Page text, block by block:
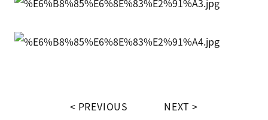
PREVIOUS NEXT